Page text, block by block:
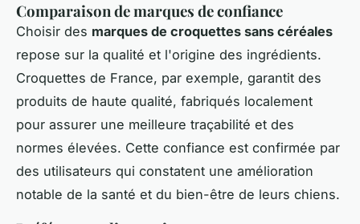
Comparaison de marques de confiance
Choisir des marques de croquettes sans céréales
repose sur la qualité et l'origine des ingrédients.
Croquettes de France, par exemple, garantit des
produits de haute qualité, fabriqués localement
pour assurer une meilleure traçabilité et des
normes élevées. Cette confiance est confirmée par
des utilisateurs qui constatent une amélioration
notable de la santé et du bien-être de leurs chiens.